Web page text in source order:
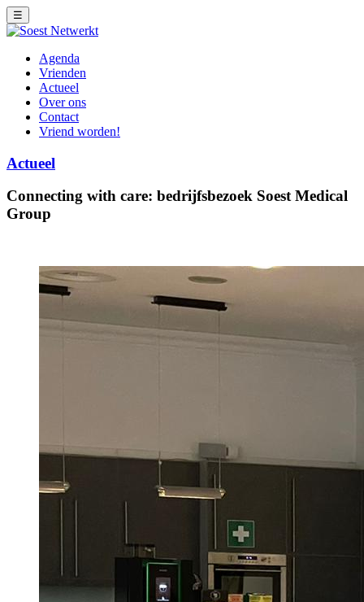
☰
Agenda
Vrienden
Actueel
Over ons
Contact
Vriend worden!
Actueel
Connecting with care: bedrijfsbezoek Soest Medical
Group